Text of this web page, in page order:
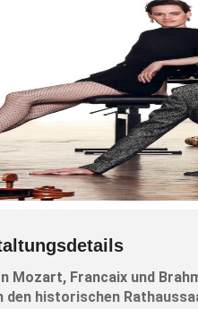
Mozart, Francaix und
den historischen